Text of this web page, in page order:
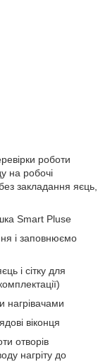
роботи
на робочі
закладання яєць,
Smart Pluse
і заповнюємо
і сітку для
нагрівачами
віконця
отворів
нагріту до